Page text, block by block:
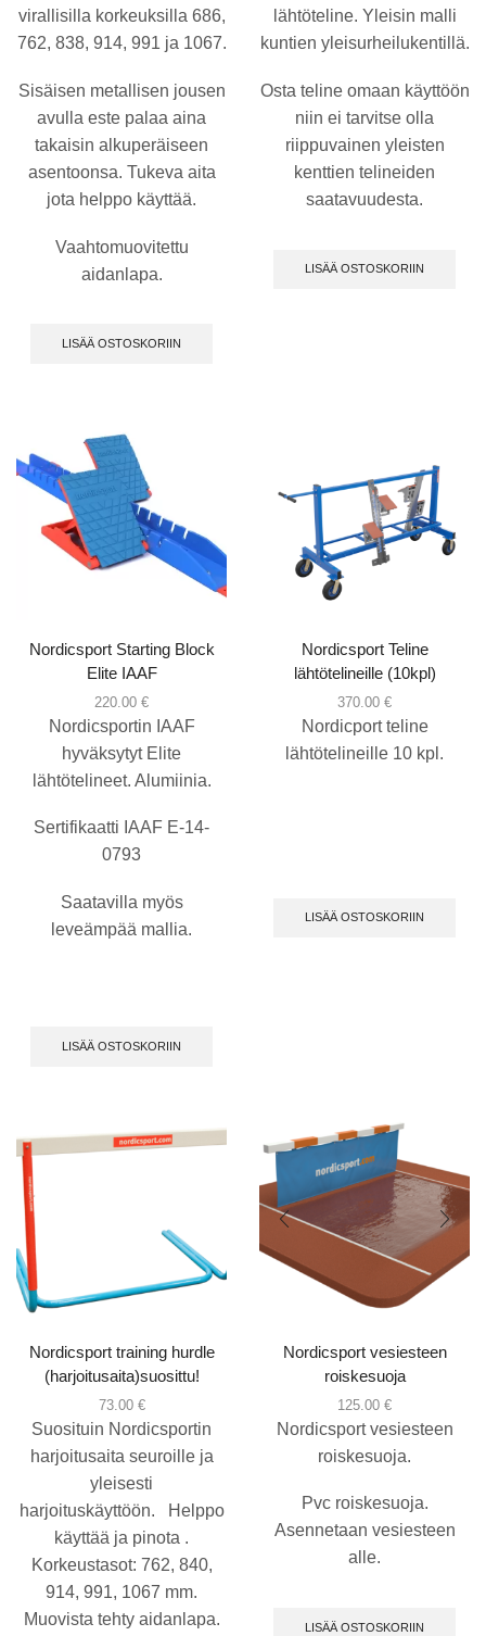
virallisilla korkeuksilla 686,
762, 838, 914, 991 ja 1067.
Sisäisen metallisen jousen
avulla este palaa aina
takaisin alkuperäiseen
asentoonsa. Tukeva aita
jota helppo käyttää.
Vaahtomuovitettu
aidanlapa.
LISÄÄ OSTOSKORIIN
lähtöteline. Yleisin malli
kuntien yleisurheilukentillä.
Osta teline omaan käyttöön
niin ei tarvitse olla
riippuvainen yleisten
kenttien telineiden
saatavuudesta.
LISÄÄ OSTOSKORIIN
Nordicsport Starting Block
Elite IAAF
220.00 €
Nordicsportin IAAF
hyväksytyt Elite
lähtötelineet. Alumiinia.
Sertifikaatti IAAF E-14-
0793
Saatavilla myös
leveämpää mallia.
LISÄÄ OSTOSKORIIN
Nordicsport Teline
lähtötelineille (10kpl)
370.00 €
Nordicport teline
lähtötelineille 10 kpl.
LISÄÄ OSTOSKORIIN
Nordicsport training hurdle
(harjoitusaita)suosittu!
73.00 €
Suosituin Nordicsportin
harjoitusaita seuroille ja
yleisesti
harjoituskäyttöön. Helppo
käyttää ja pinota .
Korkeustasot: 762, 840,
914, 991, 1067 mm.
Muovista tehty aidanlapa.
Nordicsport vesiesteen
roiskesuoja
125.00 €
Nordicsport vesiesteen
roiskesuoja.
Pvc roiskesuoja.
Asennetaan vesiesteen
alle.
LISÄÄ OSTOSKORIIN